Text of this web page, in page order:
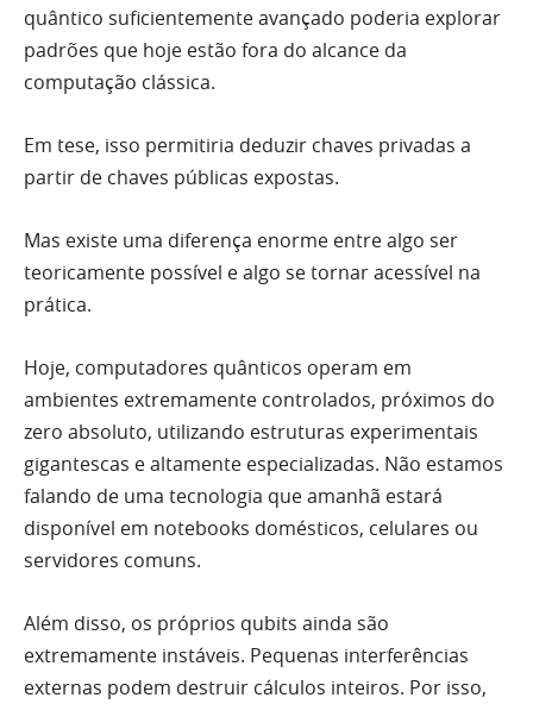
quântico suficientemente avançado poderia explorar
padrões que hoje estão fora do alcance da
computação clássica.
Em tese, isso permitiria deduzir chaves privadas a
partir de chaves públicas expostas.
Mas existe uma diferença enorme entre algo ser
teoricamente possível e algo se tornar acessível na
prática.
Hoje, computadores quânticos operam em
ambientes extremamente controlados, próximos do
zero absoluto, utilizando estruturas experimentais
gigantescas e altamente especializadas. Não estamos
falando de uma tecnologia que amanhã estará
disponível em notebooks domésticos, celulares ou
servidores comuns.
Além disso, os próprios qubits ainda são
extremamente instáveis. Pequenas interferências
externas podem destruir cálculos inteiros. Por isso,